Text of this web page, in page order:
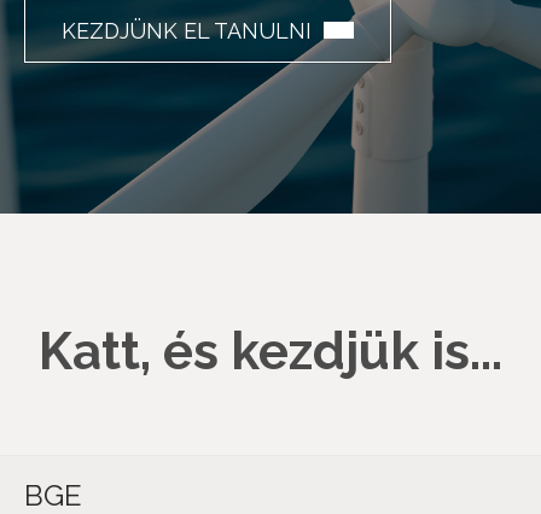
KEZDJÜNK EL TANULNI
Katt, és kezdjük is...
BGE